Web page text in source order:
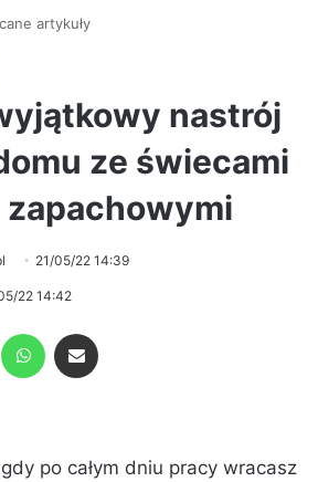
artykuły
nastrój
ze świecami
zapachowymi
21/05/22 14:39
22 14:42
po całym dniu pracy wracasz